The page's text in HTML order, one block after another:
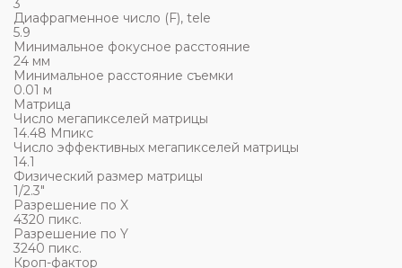
3
Диафрагменное число (F), tele
5.9
Минимальное фокусное расстояние
24 мм
Минимальное расстояние съемки
0.01 м
Матрица
Число мегапикселей матрицы
14.48 Мпикс
Число эффективных мегапикселей матрицы
14.1
Физический размер матрицы
1/2.3"
Разрешение по X
4320 пикс.
Разрешение по Y
3240 пикс.
Кроп-фактор